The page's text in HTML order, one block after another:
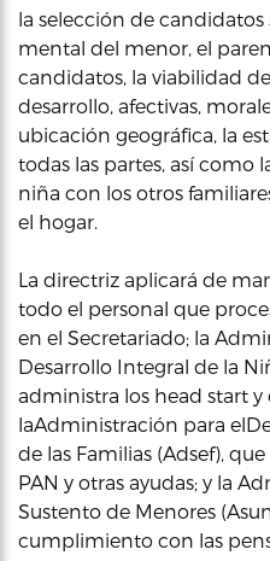
la selección de candidatos
mental del menor, el
candidatos, la viabilidad
desarrollo, afectivas,
ubicación geográfica, la
todas las partes, así como
niña con los otros
el hogar.
La directriz aplicará de
todo el personal que
en el Secretariado; la
Desarrollo Integral de la
administra los head start
laAdministración para
de las Familias (Adsef),
PAN y otras ayudas; y la
Sustento de Menores
cumplimiento con las